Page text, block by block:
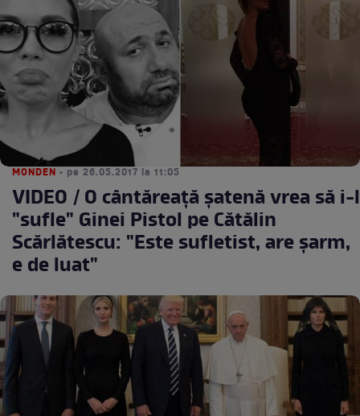
MONDEN • pe 26.05.2017 la 11:05
VIDEO / O cântăreaţă şatenă vrea să i-l
"sufle" Ginei Pistol pe Cătălin
Scărlătescu: "Este sufletist, are şarm,
e de luat"